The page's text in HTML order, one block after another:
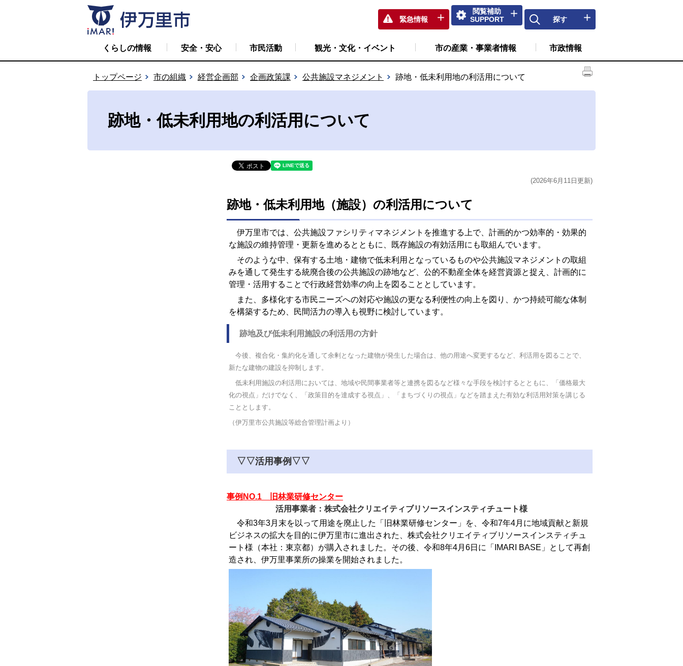
緊急情報
閲覧補助
SUPPORT
探す
くらしの情報 安全・安心 市民活動 観光・文化・イベント 市の産業・事業者情報 市政情報
トップページ 市の組織 経営企画部 企画政策課 公共施設マネジメント 跡地・低未利用地の利活用について
跡地・低未利用地の利活用について
(2026年6月11日更新)
跡地・低未利用地（施設）の利活用について
伊万里市では、公共施設ファシリティマネジメントを推進する上で、計画的かつ効率的・効果的
な施設の維持管理・更新を進めるとともに、既存施設の有効活用にも取組んでいます。
そのような中、保有する土地・建物で低未利用となっているものや公共施設マネジメントの取組
みを通して発生する統廃合後の公共施設の跡地など、公的不動産全体を経営資源と捉え、計画的に
管理・活用することで行政経営効率の向上を図ることとしています。
また、多様化する市民ニーズへの対応や施設の更なる利便性の向上を図り、かつ持続可能な体制
を構築するため、民間活力の導入も視野に検討しています。
跡地及び低未利用施設の利活用の方針
今後、複合化・集約化を通して余剰となった建物が発生した場合は、他の用途へ変更するなど、利活用を図ることで、
新たな建物の建設を抑制します。
低未利用施設の利活用においては、地域や民間事業者等と連携を図るなど様々な手段を検討するとともに、「価格最大
化の視点」だけでなく、「政策目的を達成する視点」、「まちづくりの視点」などを踏まえた有効な利活用対策を講じる
こととします。
（伊万里市公共施設等総合管理計画より）
▽▽活用事例▽▽
事例NO.1 旧林業研修センター
活用事業者：株式会社クリエイティブリソースインスティチュート様
令和3年3月末を以って用途を廃止した「旧林業研修センター」を、令和7年4月に地域貢献と新規
ビジネスの拡大を目的に伊万里市に進出された、株式会社クリエイティブリソースインスティチュ
ート様（本社：東京都）が購入されました。その後、令和8年4月6日に「IMARI BASE」として再創
造され、伊万里事業所の操業を開始されました。